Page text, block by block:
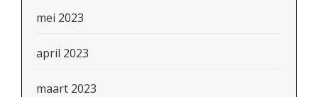
mei 2023
april 2023
maart 2023